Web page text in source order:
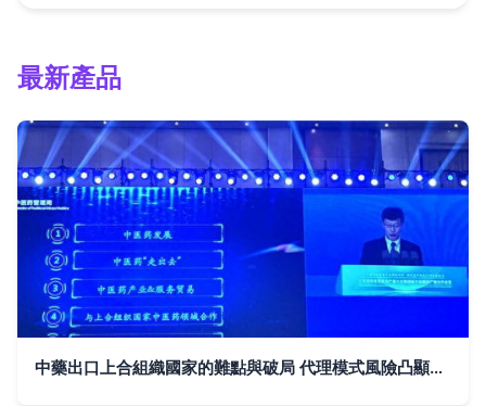
最新產品
中藥出口上合組織國家的難點與破局 代理模式風險凸顯，共享銷售網絡或成關鍵